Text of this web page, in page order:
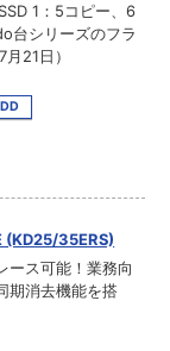
1：5コピー、6
台シリーズのフラ
21日）
(KD25/35ERS)
ース可能！業務向
期消去機能を搭